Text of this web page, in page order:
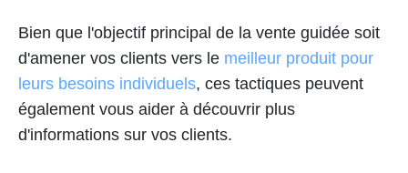
Bien que l'objectif principal de la vente guidée soit
d'amener vos clients vers le meilleur produit pour
leurs besoins individuels, ces tactiques peuvent
également vous aider à découvrir plus
d'informations sur vos clients.